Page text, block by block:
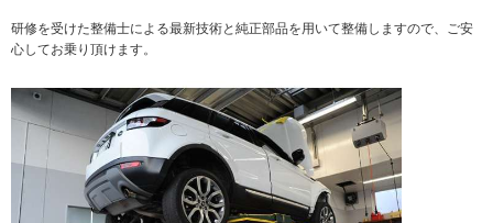
研修を受けた整備士による最新技術と純正部品を用いて整備しますので、ご安
心してお乗り頂けます。